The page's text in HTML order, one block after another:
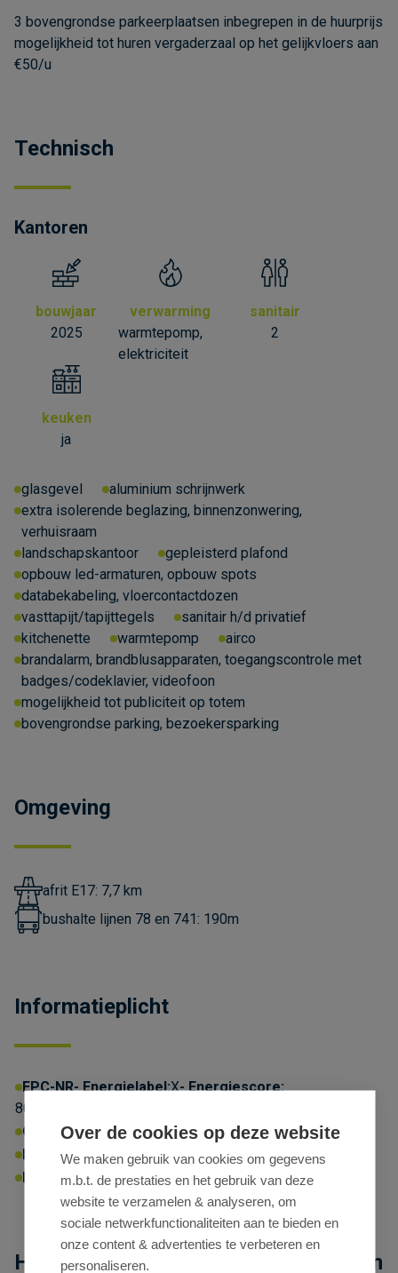
3 bovengrondse parkeerplaatsen inbegrepen in de huurprijs
mogelijkheid tot huren vergaderzaal op het gelijkvloers aan
€50/u
Technisch
Kantoren
bouwjaar
2025
verwarming
warmtepomp,
elektriciteit
sanitair
2
keuken
ja
glasgevel
aluminium schrijnwerk
extra isolerende beglazing, binnenzonwering,
verhuisraam
landschapskantoor
gepleisterd plafond
opbouw led-armaturen, opbouw spots
databekabeling, vloercontactdozen
vasttapijt/tapijttegels
sanitair h/d privatief
kitchenette
warmtepomp
airco
brandalarm, brandblusapparaten, toegangscontrole met
badges/codeklavier, videofoon
mogelijkheid tot publiciteit op totem
bovengrondse parking, bezoekersparking
Omgeving
afrit E17: 7,7 km
bushalte lijnen 78 en 741: 190m
Informatieplicht
EPC-NR Energielabel:X Energiescore:
80kWhprim/m²/jaar
Omgevingsvergunning: Ja
P-score: C G-score:B Geen afgebakende zones
Erfgoed:Geen beschermd erfgoed
High-end kantoor te huur langs N70 in
Over de cookies op deze website
We maken gebruik van cookies om gegevens
m.b.t. de prestaties en het gebruik van deze
website te verzamelen & analyseren, om
sociale netwerkfunctionaliteiten aan te bieden en
onze content & advertenties te verbeteren en
personaliseren.